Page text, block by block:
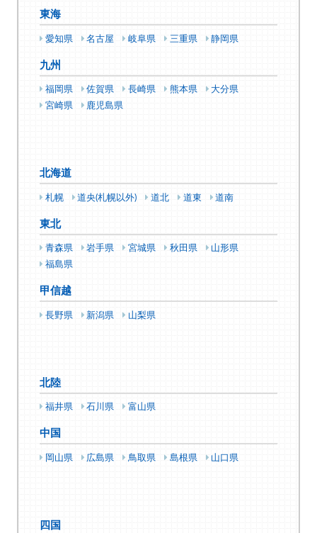
東海
愛知県 名古屋 岐阜県 三重県 静岡県
九州
福岡県 佐賀県 長崎県 熊本県
大分県
宮崎県
鹿児島県
北海道
札幌 道央(札幌以外) 道北 道東 道南
東北
青森県 岩手県 宮城県 秋田県
山形県
福島県
甲信越
長野県 新潟県 山梨県
北陸
福井県 石川県 富山県
中国
岡山県 広島県 鳥取県 島根県 山口県
四国